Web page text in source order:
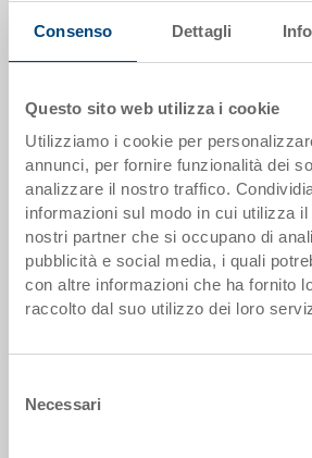
Consenso Dettagli
Questo sito web utilizza i cookie
Utilizziamo i cookie per
annunci, per fornire funzionalità dei
analizzare il nostro traffico.
informazioni sul modo in cui utilizza
nostri partner che si occupano di
pubblicità e social media, i quali
con altre informazioni che ha fornito
raccolto dal suo utilizzo dei loro
delNecessari
Vedi animazione 3D
Disponbilità: su richiesta
Il prodotto non può essere
offerta
Dati articolo
Codice
1200 x 800 x 150 mm